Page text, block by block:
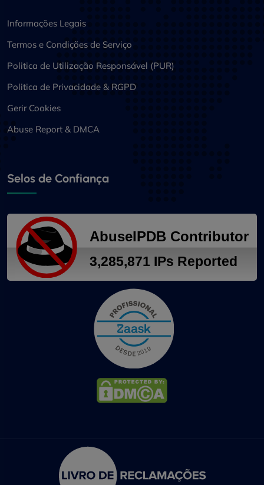
Informações Legais
Termos e Condições de Serviço
Politica de Utilização Responsável (PUR)
Politica de Privacidade & RGPD
Gerir Cookies
Abuse Report & DMCA
Selos de Confiança